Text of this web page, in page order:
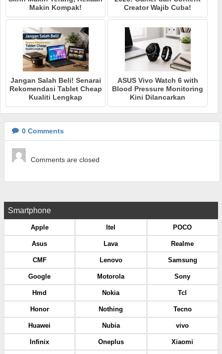
Makin Kompak!
Creator Wajib Cuba!
Jangan Salah Beli! Senarai
Rekomendasi Tablet Cheap
Kualiti Lengkap
ASUS Vivo Watch 6 with
Blood Pressure Monitoring
Kini Dilancarkan
0 Comments
Comments are closed
Smartphone
Apple
Asus
CMF
Google
Hmd
Honor
Huawei
Infinix
Itel
Lava
Lenovo
Motorola
Nokia
Nothing
Nubia
Oneplus
POCO
Realme
Samsung
Sony
Tcl
Tecno
vivo
Xiaomi